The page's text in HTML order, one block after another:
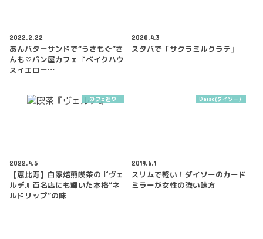
2022.2.22
あんバターサンドで“うさもぐ”さ
んも♡パン屋カフェ『ベイクハウ
スイエロー…
2020.4.3
スタバで「サクラミルクラテ」
カフェ巡り
2022.4.5
【恵比寿】自家焙煎喫茶の『ヴェ
ルデ』百名店にも輝いた本格“ネ
ルドリップ”の味
Daiso(ダイソー）
2019.6.1
スリムで軽い！ダイソーのカード
ミラーが女性の強い味方